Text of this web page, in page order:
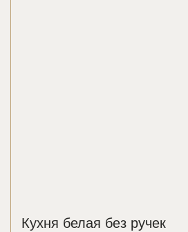
Кухня белая без ручек